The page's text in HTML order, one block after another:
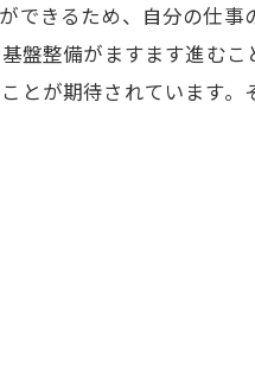
できるため、自分の仕事
盤整備がますます進むこ
とが期待されています。